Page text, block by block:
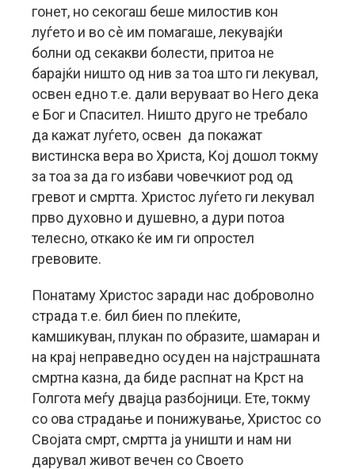
гонет, но секогаш беше милостив кон
луѓето и во сè им помагаше, лекувајќи
болни од секакви болести, притоа не
барајќи ништо од нив за тоа што ги лекувал,
освен едно т.е. дали веруваат во Него дека
е Бог и Спасител. Ништо друго не требало
да кажат луѓето, освен да покажат
вистинска вера во Христа, Кој дошол токму
за тоа за да го избави човечкиот род од
гревот и смртта. Христос луѓето ги лекувал
прво духовно и душевно, а дури потоа
телесно, откако ќе им ги опростел
гревовите.
Понатаму Христос заради нас доброволно
страда т.е. бил биен по плеќите,
камшикуван, плукан по образите, шамаран и
на крај неправедно осуден на најстрашната
смртна казна, да биде распнат на Крст на
Голгота меѓу двајца разбојници. Ете, токму
со ова страдање и понижување, Христос со
Својата смрт, смртта ја уништи и нам ни
дарувал живот вечен со Своето